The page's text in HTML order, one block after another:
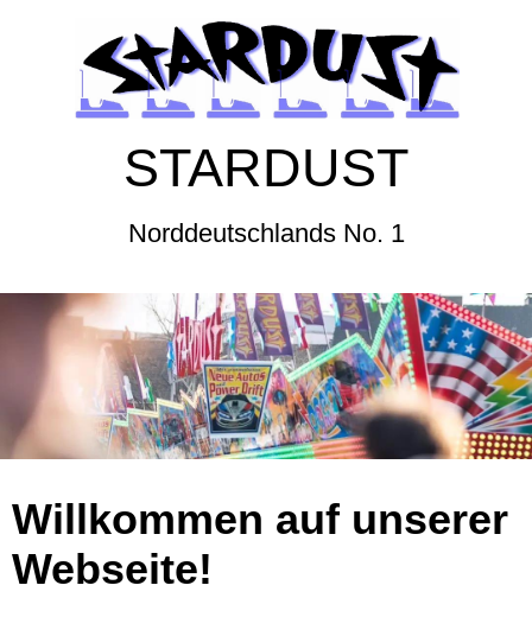
STARDUST
Norddeutschlands No. 1
Willkommen auf unserer
Webseite!